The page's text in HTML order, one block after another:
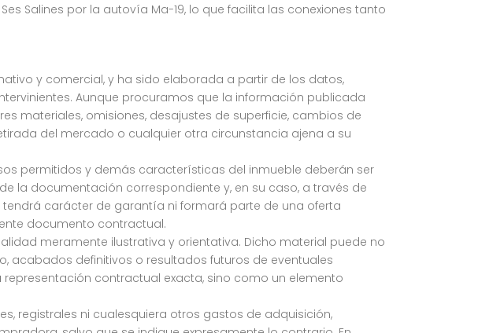
Salines por la autovía Ma-19, lo que facilita las conexiones tanto
y comercial, y ha sido elaborada a partir de los datos,
Aunque procuramos que la información publicada
materiales, omisiones, desajustes de superficie, cambios de
del mercado o cualquier otra circunstancia ajena a su
permitidos y demás características del inmueble deberán ser
la documentación correspondiente y, en su caso, a través de
carácter de garantía ni formará parte de una oferta
documento contractual.
meramente ilustrativa y orientativa. Dicho material puede no
acabados definitivos o resultados futuros de eventuales
contractual exacta, sino como un elemento
registrales ni cualesquiera otros gastos de adquisición,